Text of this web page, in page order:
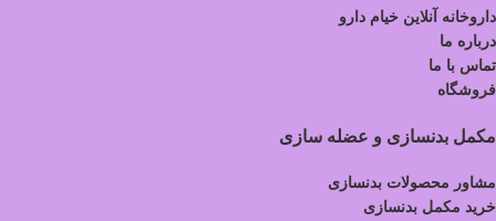
داروخانه آنلاین خیام دارو
درباره ما
تماس با ما
فروشگاه
مکمل بدنسازی و عضله سازی
مشاور محصولات بدنسازی
خرید مکمل بدنسازی